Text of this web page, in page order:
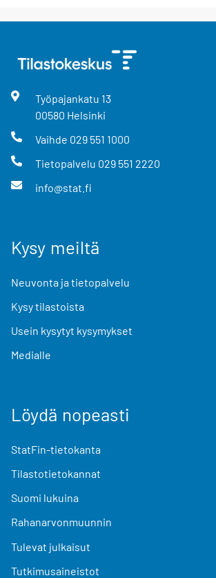
Työpajankatu 13
00580 Helsinki
Vaihde 029 551 1000
Tietopalvelu 029 551 2220
info@stat.fi
Kysy meiltä
Neuvonta ja tietopalvelu
Kysy tilastoista
Usein kysytyt kysymykset
Medialle
Löydä nopeasti
StatFin-tietokanta
Tilastotietokannat
Suomi lukuina
Rahanarvonmuunnin
Tulevat julkaisut
Tutkimusaineistot